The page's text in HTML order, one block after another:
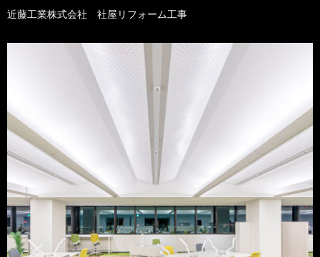
近藤工業株式会社 社屋リフォーム工事